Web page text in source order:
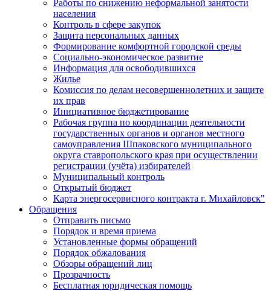
Работы по снижению неформальной занятости
населения
Контроль в сфере закупок
Защита персональных данных
Формирование комфортной городской среды
Социально-экономическое развитие
Информация для освободившихся
Жилье
Комиссия по делам несовершеннолетних и защите
их прав
Инициативное бюджетирование
Рабочая группа по координации деятельности
государственных органов и органов местного
самоуправления Шпаковского муниципального
округа ставропольского края при осуществлении
регистрации (учёта) избирателей
Муниципальный контроль
Открытый бюджет
Карта энергосервисного контракта г. Михайловск"
Обращения
Отправить письмо
Порядок и время приема
Установленные формы обращений
Порядок обжалования
Обзоры обращений лиц
Прозрачность
Бесплатная юридическая помощь